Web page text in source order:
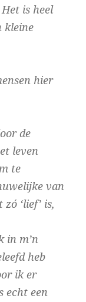
is heel
kleine
hier
de
leven
te
van
‘lief’ is,
in m’n
heb
ik er
echt een